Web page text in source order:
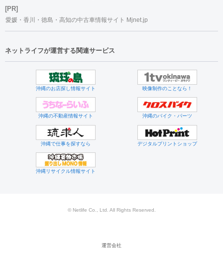
[PR]
愛媛・香川・徳島・高知の中古車情報サイト Mjnet.jp
ネットライフが運営する関連サービス
沖縄のお店探し情報サイト 映像制作のことなら！
沖縄の不動産情報サイト 沖縄のバイク・パーツ
沖縄で仕事を探すなら デジタルプリントショップ
沖縄リサイクル情報サイト
© Netlife Co., Ltd. All Rights Reserved.
運営会社